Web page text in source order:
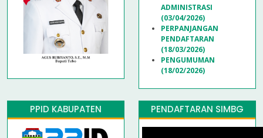
ADMINISTRASI
(03/04/2026)
PERPANJANGAN
PENDAFTARAN
(18/03/2026)
PENGUMUMAN
(18/02/2026)
PPID KABUPATEN PENDAFTARAN SIMBG